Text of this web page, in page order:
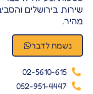
שירות בירושלים
מהיר.
נשמח לדבר
02-5610-615
052-951-4447